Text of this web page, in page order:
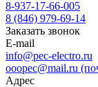
8-937-17-66-005
8 (846) 979-69-14
Заказать звонок
E-mail
info@pec-electro.ru
ooopec@mail.ru
Адрес